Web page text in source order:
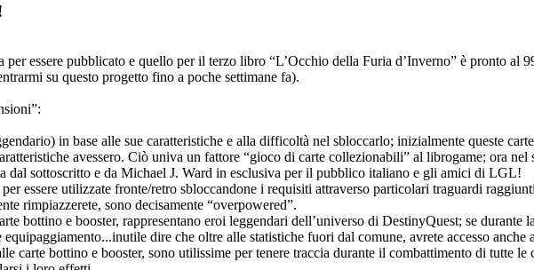
essere pubblicato e quello per il terzo libro “L’Occhio della Furia d’Inverno” è pronto al
su questo progetto fino a poche settimane fa).
in base alle sue caratteristiche e alla difficoltà nel sbloccarlo; inizialmente queste
avessero. Ciò univa un fattore “gioco di carte collezionabili” al librogame; ora
dal sottoscritto e da Michael J. Ward in esclusiva per il pubblico italiano e gli amici di LGL!
essere utilizzate fronte/retro sbloccandone i requisiti attraverso particolari traguardi
rimpiazzerete, sono decisamente “overpowered”.
bottino e booster, rappresentano eroi leggendari dell’universo di DestinyQuest; se
dire che oltre alle statistiche fuori dal comune, avrete accesso anche
carte bottino e booster, sono utilissime per tenere traccia durante il combattimento di tutte le